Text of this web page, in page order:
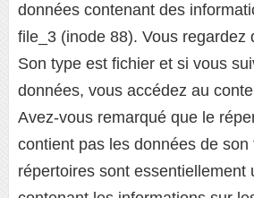
données contenant des
file_3 (inode 88). Vous regardez
Son type est fichier et si vous
données, vous accédez au
Avez-vous remarqué que le
contient pas les données de son
répertoires sont essentiellement